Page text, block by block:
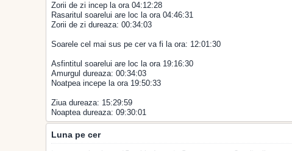
Zorii de zi incep la ora 04:12:28
Rasaritul soarelui are loc la ora 04:46:31
Zorii de zi dureaza: 00:34:03
Soarele cel mai sus pe cer va fi la ora: 12:01:30
Asfintitul soarelui are loc la ora 19:16:30
Amurgul dureaza: 00:34:03
Noatpea incepe la ora 19:50:33
Ziua dureaza: 15:29:59
Noaptea dureaza: 09:30:01
Luna pe cer